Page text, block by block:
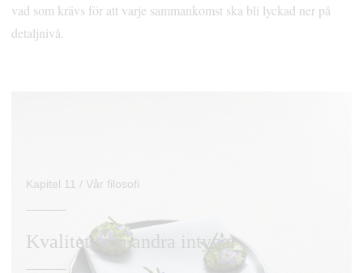
vad som krävs för att varje sammankomst ska bli lyckad ner på
detaljnivå.
Kapitel 11 / Vår filosofi
Kvalitet som andra intygar